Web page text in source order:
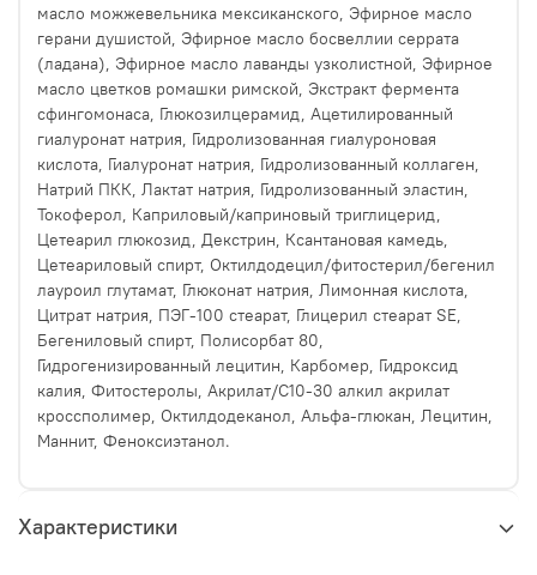
масло можжевельника мексиканского, Эфирное масло
герани душистой, Эфирное масло босвеллии серрата
(ладана), Эфирное масло лаванды узколистной, Эфирное
масло цветков ромашки римской, Экстракт фермента
сфингомонаса, Глюкозилцерамид, Ацетилированный
гиалуронат натрия, Гидролизованная гиалуроновая
кислота, Гиалуронат натрия, Гидролизованный коллаген,
Натрий ПКК, Лактат натрия, Гидролизованный эластин,
Токоферол, Каприловый/каприновый триглицерид,
Цетеарил глюкозид, Декстрин, Ксантановая камедь,
Цетеариловый спирт, Октилдодецил/фитостерил/бегенил
лауроил глутамат, Глюконат натрия, Лимонная кислота,
Цитрат натрия, ПЭГ-100 стеарат, Глицерил стеарат SE,
Бегениловый спирт, Полисорбат 80,
Гидрогенизированный лецитин, Карбомер, Гидроксид
калия, Фитостеролы, Акрилат/C10-30 алкил акрилат
кроссполимер, Октилдодеканол, Альфа-глюкан, Лецитин,
Маннит, Феноксиэтанол.
Характеристики